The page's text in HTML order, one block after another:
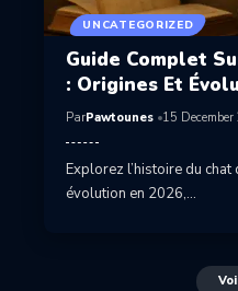
UNCATEGORIZED
Guide Complet
: Origines Et
ParPawtounes 15
Explorez l’histoire du
évolution en 2026,…